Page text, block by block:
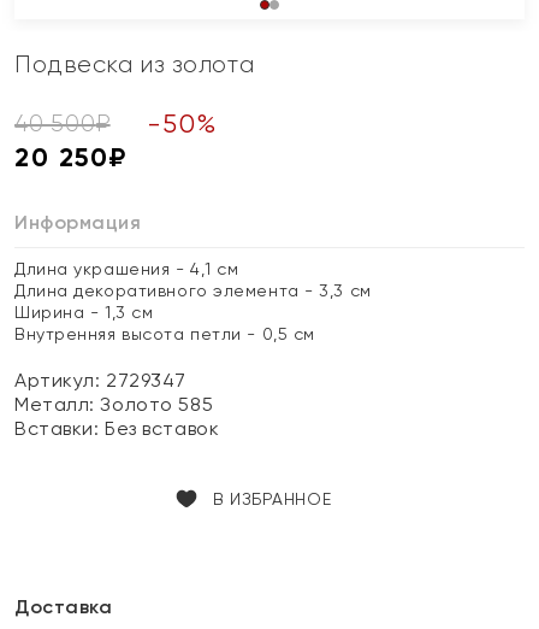
Подвеска из золота
40 500₽ -50%
20 250₽
Информация
Длина украшения - 4,1 см
Длина декоративного элемента - 3,3 см
Ширина - 1,3 см
Внутренняя высота петли - 0,5 см
Артикул: 2729347
Металл:Золото 585
Вставки:Без вставок
В ИЗБРАННОЕ
Доставка